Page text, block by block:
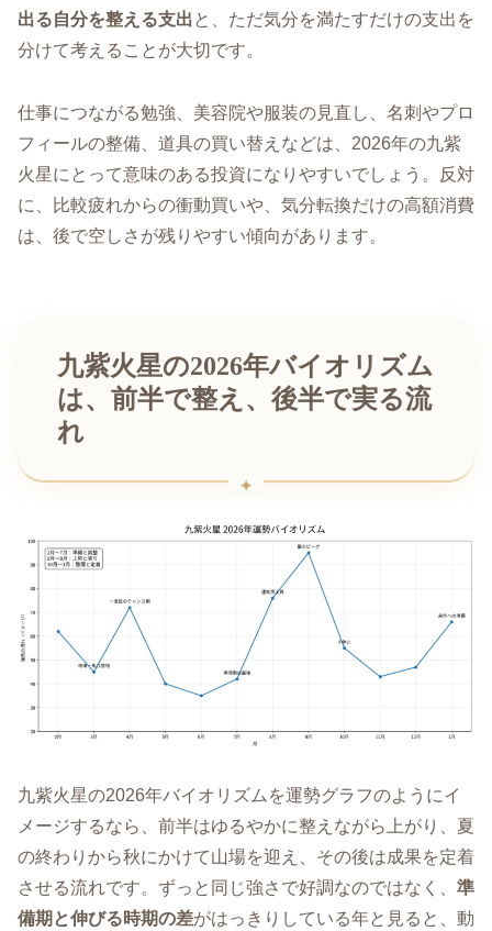
出る自分を整える支出と、ただ気分を満たすだけの支出を
分けて考えることが大切です。
仕事につながる勉強、美容院や服装の見直し、名刺やプロ
フィールの整備、道具の買い替えなどは、2026年の九紫
火星にとって意味のある投資になりやすいでしょう。反対
に、比較疲れからの衝動買いや、気分転換だけの高額消費
は、後で空しさが残りやすい傾向があります。
九紫火星の2026年バイオリズム
は、前半で整え、後半で実る流
れ
九紫火星の2026年バイオリズムを運勢グラフのようにイ
メージするなら、前半はゆるやかに整えながら上がり、夏
の終わりから秋にかけて山場を迎え、その後は成果を定着
させる流れです。ずっと同じ強さで好調なのではなく、 準
備期と伸びる時期の差がはっきりしている年と見ると、動